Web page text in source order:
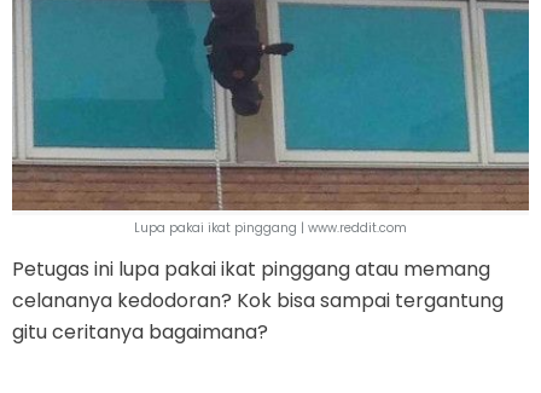
Lupa pakai ikat pinggang | www.reddit.com
Petugas ini lupa pakai ikat pinggang atau memang
celananya kedodoran? Kok bisa sampai tergantung
gitu ceritanya bagaimana?